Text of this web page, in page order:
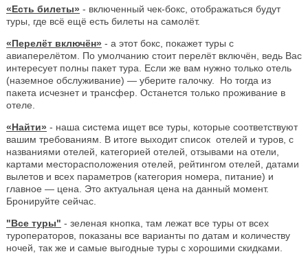
«Есть билеты» - включенный чек-бокс, отображаться будут
туры, где всё ещё есть билеты на самолёт.
«Перелёт включён» - а этот бокс, покажет туры с
авиаперелётом. По умолчанию стоит перелёт включён, ведь Вас
интересует полны пакет тура. Если же вам нужно только отель
(наземное обслуживание) — уберите галочку. Но тогда из
пакета исчезнет и трансфер. Останется только проживание в
отеле.
«Найти» - наша система ищет все туры, которые соответствуют
вашим требованиям. В итоге выходит список отелей и туров, с
названиями отелей, категорией отелей, отзывами на отели,
картами месторасположения отелей, рейтингом отелей, датами
вылетов и всех параметров (категория номера, питание) и
главное — цена. Это актуальная цена на данный момент.
Бронируйте сейчас.
"Все туры" - зеленая кнопка, там лежат все туры от всех
туроператоров, показаны все варианты по датам и количеству
ночей, так же и самые выгодные туры с хорошими скидками.